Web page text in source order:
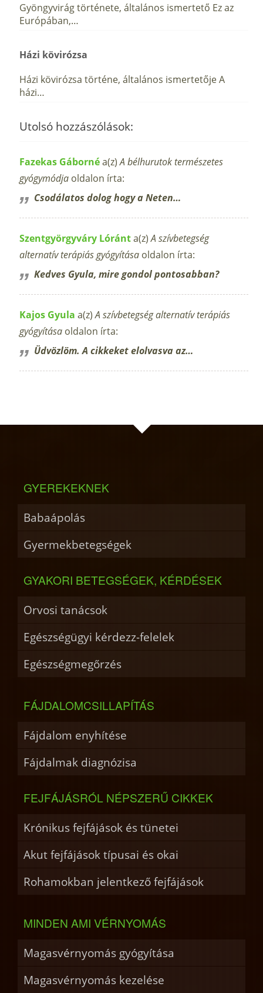
Gyöngyvirág története, általános ismertető Ez az
Európában,…
Házi kövirózsa
Házi kövirózsa történe, általános ismertetője A
házi…
Utolsó hozzászólások:
Fazekas Gábornéa(z)A bélhurutok természetes
gyógymódja oldalon írta:
Csodálatos dolog hogy a Neten…
Szentgyörgyváry Lóránta(z)A szívbetegség
alternatív terápiás gyógyítása oldalon írta:
Kedves Gyula, mire gondol pontosabban?
Kajos Gyula a(z)A szívbetegség alternatív terápiás
gyógyítása oldalon írta:
Üdvözlöm. A cikkeket elolvasva az…
GYEREKEKNEK
Babaápolás
Gyermekbetegségek
GYAKORI BETEGSÉGEK, KÉRDÉSEK
Orvosi tanácsok
Egészségügyi kérdezz-felelek
Egészségmegőrzés
FÁJDALOMCSILLAPÍTÁS
Fájdalom enyhítése
Fájdalmak diagnózisa
FEJFÁJÁSRÓL NÉPSZERŰ CIKKEK
Krónikus fejfájások és tünetei
Akut fejfájások típusai és okai
Rohamokban jelentkező fejfájások
MINDEN AMI VÉRNYOMÁS
Magasvérnyomás gyógyítása
Magasvérnyomás kezelése